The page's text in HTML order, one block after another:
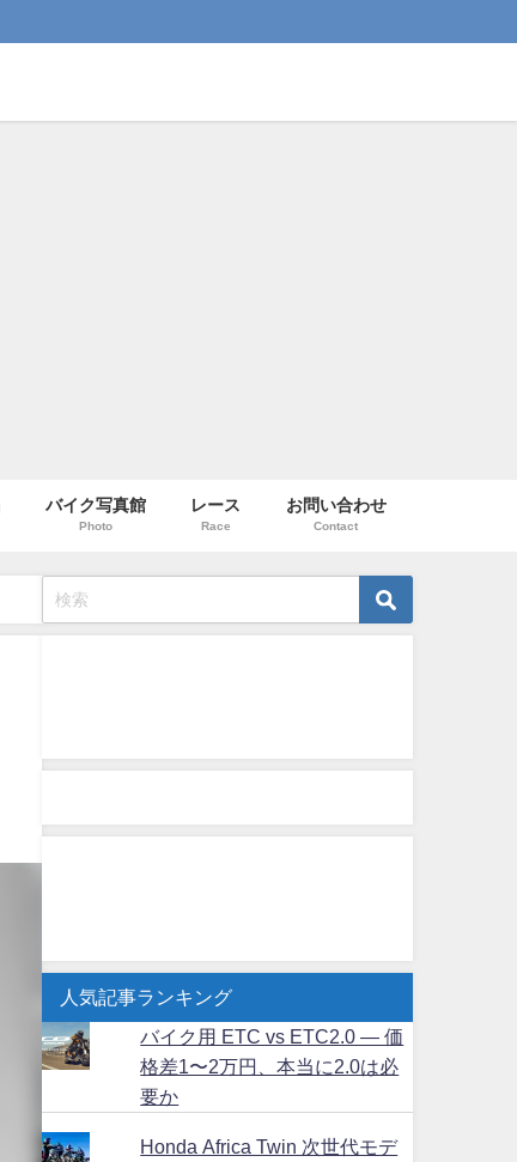
バイク写真館
Photo
レース
Race
お問い合わせ
Contact
人気記事ランキング
バイク用 ETC vs ETC2.0 ― 価
格差1〜2万円、本当に2.0は必
要か
Honda Africa Twin 次世代モデ